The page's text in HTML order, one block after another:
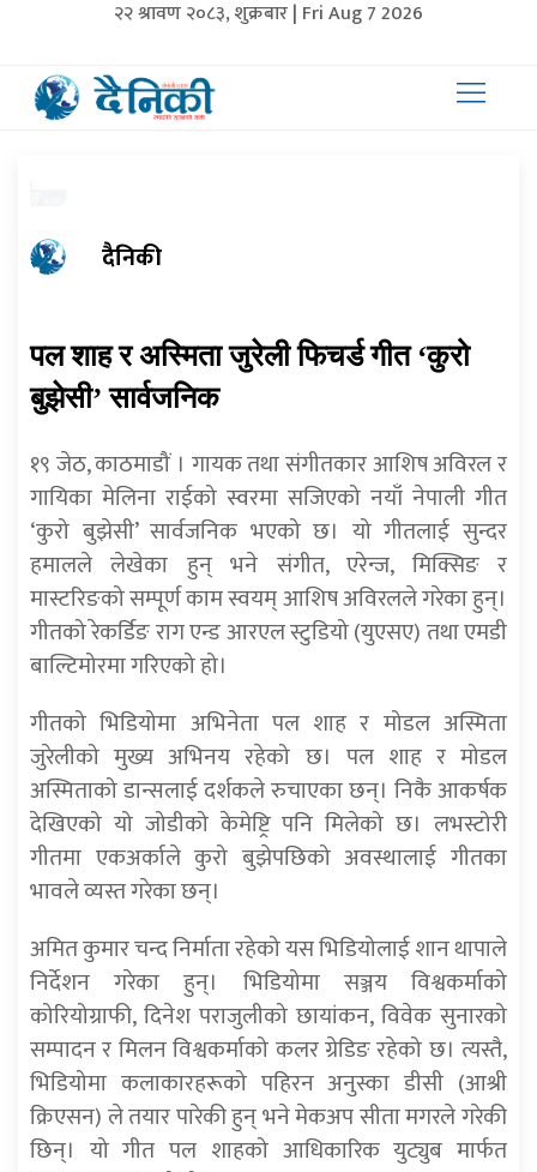
२२ श्रावण २०८३, शुक्रबार | Fri Aug 7 2026
दैनिकी
पल शाह र अस्मिता जुरेली फिचर्ड गीत ‘कुरो
बुझेसी’ सार्वजनिक
१९ जेठ, काठमाडौं । गायक तथा संगीतकार आशिष अविरल र
गायिका मेलिना राईको स्वरमा सजिएको नयाँ नेपाली गीत
‘कुरो बुझेसी’ सार्वजनिक भएको छ। यो गीतलाई सुन्दर
हमालले लेखेका हुन् भने संगीत, एरेन्ज, मिक्सिङ र
मास्टरिङको सम्पूर्ण काम स्वयम् आशिष अविरलले गरेका हुन्।
गीतको रेकर्डिङ राग एन्ड आरएल स्टुडियो (युएसए) तथा एमडी
बाल्टिमोरमा गरिएको हो।
गीतको भिडियोमा अभिनेता पल शाह र मोडल अस्मिता
जुरेलीको मुख्य अभिनय रहेको छ। पल शाह र मोडल
अस्मिताको डान्सलाई दर्शकले रुचाएका छन्। निकै आकर्षक
देखिएको यो जोडीको केमेष्ट्रि पनि मिलेको छ। लभस्टोरी
गीतमा एकअर्काले कुरो बुझेपछिको अवस्थालाई गीतका
भावले व्यस्त गरेका छन्।
अमित कुमार चन्द निर्माता रहेको यस भिडियोलाई शान थापाले
निर्देशन गरेका हुन्। भिडियोमा सञ्जय विश्वकर्माको
कोरियोग्राफी, दिनेश पराजुलीको छायांकन, विवेक सुनारको
सम्पादन र मिलन विश्वकर्माको कलर ग्रेडिङ रहेको छ। त्यस्तै,
भिडियोमा कलाकारहरूको पहिरन अनुस्का डीसी (आश्री
क्रिएसन) ले तयार पारेकी हुन् भने मेकअप सीता मगरले गरेकी
छिन्। यो गीत पल शाहको आधिकारिक युट्युब मार्फत